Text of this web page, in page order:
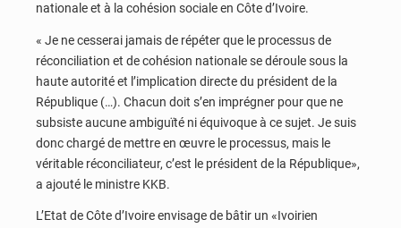
nationale et à la cohésion sociale en Côte d’Ivoire.
« Je ne cesserai jamais de répéter que le processus de
réconciliation et de cohésion nationale se déroule sous la
haute autorité et l’implication directe du président de la
République (…). Chacun doit s’en imprégner pour que ne
subsiste aucune ambiguïté ni équivoque à ce sujet. Je suis
donc chargé de mettre en œuvre le processus, mais le
véritable réconciliateur, c’est le président de la République»,
a ajouté le ministre KKB.
L’Etat de Côte d’Ivoire envisage de bâtir un «Ivoirien